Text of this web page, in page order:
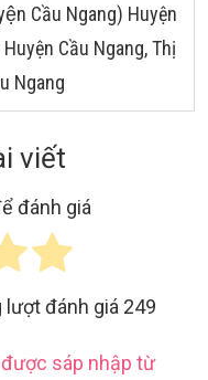
Cầu Ngang) Huyện
Cầu Ngang, Thị
Ngang
viết
đánh giá
lượt đánh giá 249
được sáp nhập từ